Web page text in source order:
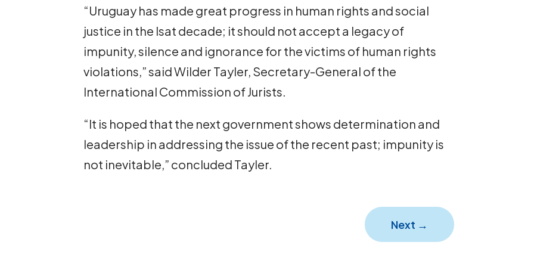
“Uruguay has made great progress in human rights and social
justice in the lsat decade; it should not accept a legacy of
impunity, silence and ignorance for the victims of human rights
violations,” said Wilder Tayler, Secretary-General of the
International Commission of Jurists.
“It is hoped that the next government shows determination and
leadership in addressing the issue of the recent past; impunity is
not inevitable,” concluded Tayler.
Next →